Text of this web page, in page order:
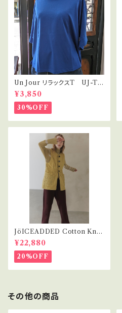
Un Jour リラックスT UJ-T0
01
¥3,850
30%OFF
JöICEADDED Cotton Knit
Sweater
¥22,880
20%OFF
その他の商品